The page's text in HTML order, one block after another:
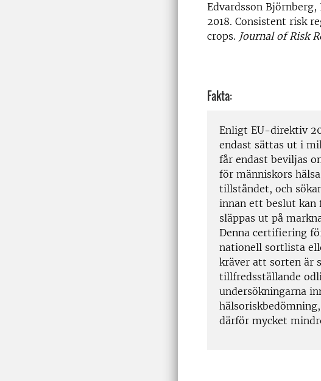
Edvardsson Björnberg,
2018. Consistent risk
crops. Journal of Risk
Fakta:
Enligt EU-direktiv
endast sättas ut i
får endast beviljas
för människors
tillståndet, och
innan ett beslut kan
släppas ut på
Denna certifiering
nationell sortlista
kräver att sorten är
tillfredsställande
undersökningarna
därför mycket